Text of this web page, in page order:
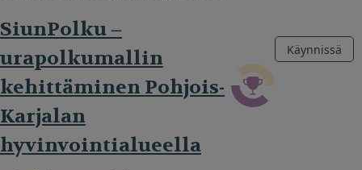
SiunPolku –
urapolkumallin
kehittäminen Pohjois-
Karjalan
hyvinvointialueella
Käynnissä